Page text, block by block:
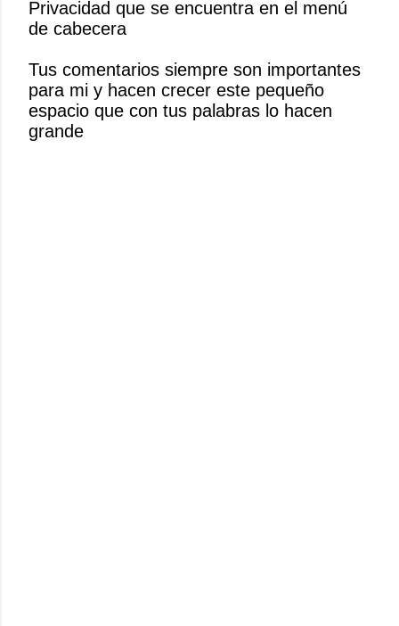
c
a
u
n
c
o
Privacidad que se encuentra en el menú
de cabecera
Tus comentarios siempre son importantes
para mi y hacen crecer este pequeño
espacio que con tus palabras lo hacen
grande